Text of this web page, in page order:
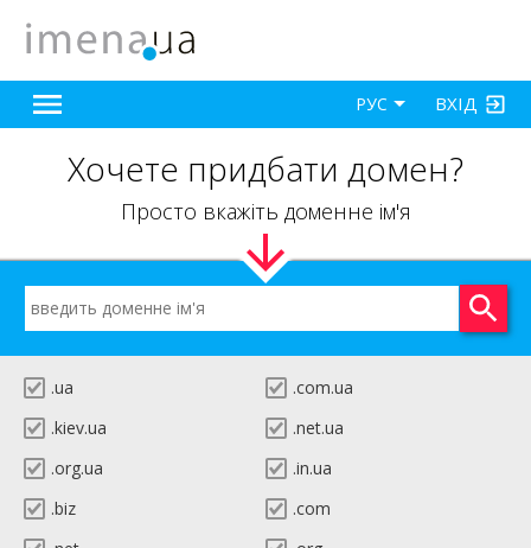
ВХІД
РУС
Хочете придбати домен?
Просто вкажіть доменне ім'я
.ua
.com.ua
.kiev.ua
.net.ua
.org.ua
.in.ua
.biz
.com